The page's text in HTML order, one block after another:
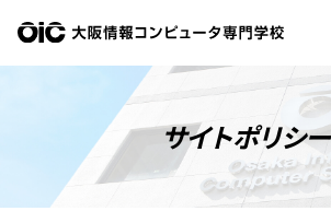
サイトポリシー